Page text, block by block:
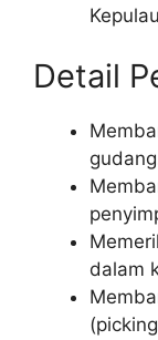
Detail
dalam